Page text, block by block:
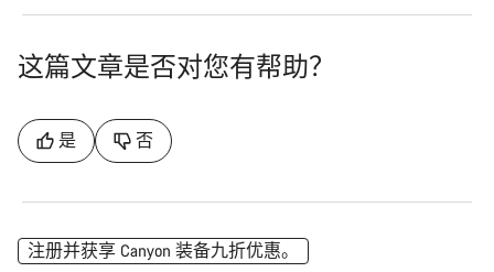
这篇文章是否对您有帮助？
是 否
注册并获享 Canyon 装备九折优惠。